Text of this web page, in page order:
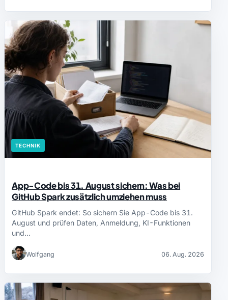
TECHNIK
App-Code bis 31. August sichern: Was bei
GitHub Spark zusätzlich umziehen muss
GitHub Spark endet: So sichern Sie App-Code bis 31.
August und prüfen Daten, Anmeldung, KI-Funktionen
und…
Wolfgang 06. Aug. 2026